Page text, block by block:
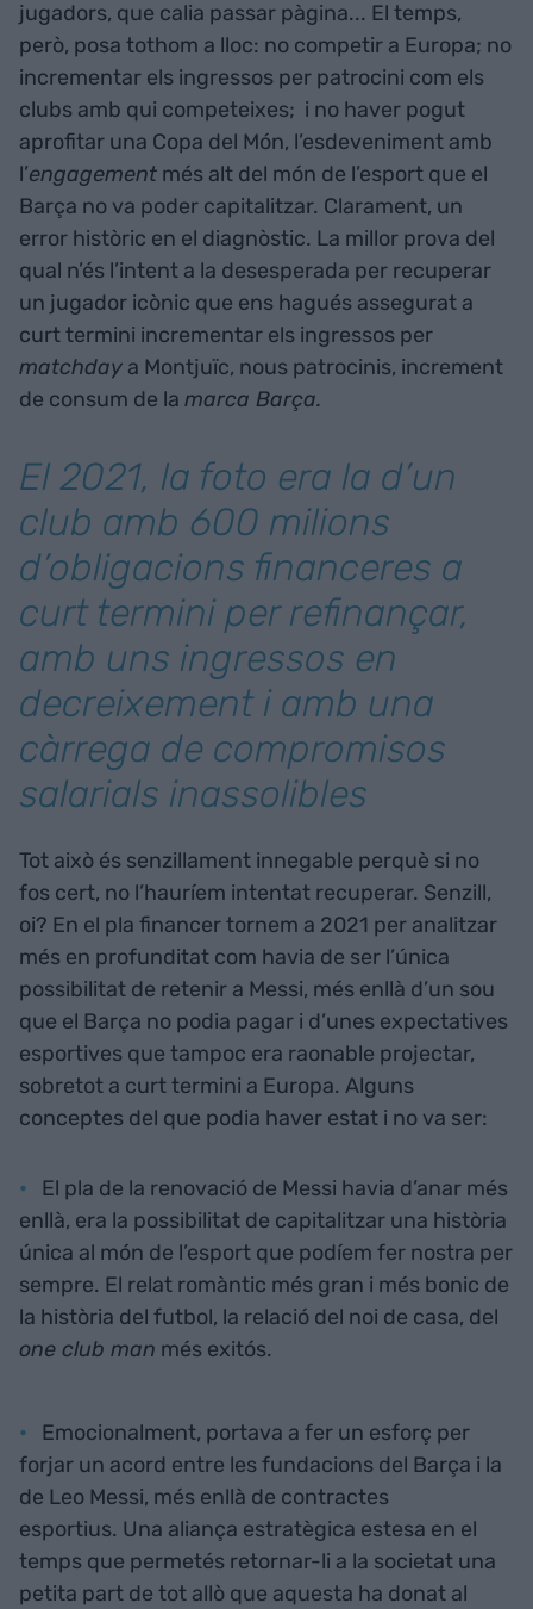
jugadors, que calia passar pàgina... El temps,
però, posa tothom a lloc: no competir a Europa; no
incrementar els ingressos per patrocini com els
clubs amb qui competeixes; i no haver pogut
aprofitar una Copa del Món, l’esdeveniment amb
l’engagement més alt del món de l’esport que el
Barça no va poder capitalitzar. Clarament, un
error històric en el diagnòstic. La millor prova del
qual n’és l’intent a la desesperada per recuperar
un jugador icònic que ens hagués assegurat a
curt termini incrementar els ingressos per
matchday a Montjuïc, nous patrocinis, increment
de consum de la marca Barça.
El 2021, la foto era la d’un
club amb 600 milions
d’obligacions financeres a
curt termini per refinançar,
amb uns ingressos en
decreixement i amb una
càrrega de compromisos
salarials inassolibles
Tot això és senzillament innegable perquè si no
fos cert, no l’hauríem intentat recuperar. Senzill,
oi? En el pla financer tornem a 2021 per analitzar
més en profunditat com havia de ser l’única
possibilitat de retenir a Messi, més enllà d’un sou
que el Barça no podia pagar i d’unes expectatives
esportives que tampoc era raonable projectar,
sobretot a curt termini a Europa. Alguns
conceptes del que podia haver estat i no va ser:
El pla de la renovació de Messi havia d’anar més
enllà, era la possibilitat de capitalitzar una història
única al món de l’esport que podíem fer nostra per
sempre. El relat romàntic més gran i més bonic de
la història del futbol, la relació del noi de casa, del
one club man més exitós.
Emocionalment, portava a fer un esforç per
forjar un acord entre les fundacions del Barça i la
de Leo Messi, més enllà de contractes
esportius. Una aliança estratègica estesa en el
temps que permetés retornar-li a la societat una
petita part de tot allò que aquesta ha donat al